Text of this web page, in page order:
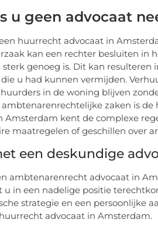
u geen advocaat
huurrecht advocaat in
kan een rechter besluiten in
genoeg is. Dit kan resulteren
u had kunnen vermijden.
in de woning blijven
zaken is de
kent de complexe
maatregelen of geschillen over
een deskundige
ambtenarenrecht advocaat in
in een nadelige positie
strategie en een persoonlijke
advocaat in Amsterdam.